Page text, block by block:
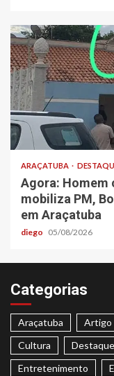
ARAÇATUBA
Agora: Homem
mobiliza PM,
em Araçatuba
diego 05/08/2026
Categorias
Araçatuba Artigo
Cultura
Destaque
Entretenimento